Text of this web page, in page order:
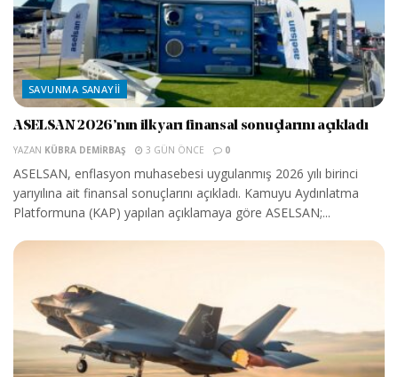
SAVUNMA SANAYII
ASELSAN 2026’nın ilk yarı finansal sonuçlarını açıkladı
YAZAN KÜBRA DEMIRBAŞ 3 GÜN ÖNCE 0
ASELSAN, enflasyon muhasebesi uygulanmış 2026 yılı birinci
yarıyılına ait finansal sonuçlarını açıkladı. Kamuyu Aydınlatma
Platformuna (KAP) yapılan açıklamaya göre ASELSAN;...